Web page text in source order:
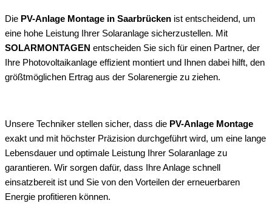
Die PV-Anlage Montage in Saarbrücken ist entscheidend, um
eine hohe Leistung Ihrer Solaranlage sicherzustellen. Mit
SOLARMONTAGEN entscheiden Sie sich für einen Partner, der
Ihre Photovoltaikanlage effizient montiert und Ihnen dabei hilft, den
größtmöglichen Ertrag aus der Solarenergie zu ziehen.
Unsere Techniker stellen sicher, dass die PV-Anlage Montage
exakt und mit höchster Präzision durchgeführt wird, um eine lange
Lebensdauer und optimale Leistung Ihrer Solaranlage zu
garantieren. Wir sorgen dafür, dass Ihre Anlage schnell
einsatzbereit ist und Sie von den Vorteilen der erneuerbaren
Energie profitieren können.